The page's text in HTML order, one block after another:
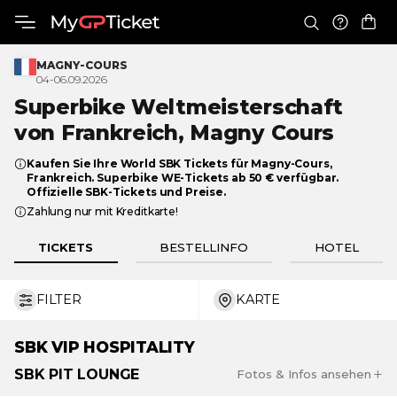
MAGNY-COURS
04-06.09.2026
Superbike Weltmeisterschaft
von Frankreich, Magny Cours
Kaufen Sie Ihre World SBK Tickets für Magny-Cours,
Frankreich. Superbike WE-Tickets ab 50 € verfügbar.
Offizielle SBK-Tickets und Preise.
Zahlung nur mit Kreditkarte!
TICKETS BESTELLINFO HOTEL
FILTER
KARTE
SBKVIP HOSPITALITY
SBK PIT LOUNGE Fotos & Infos ansehen